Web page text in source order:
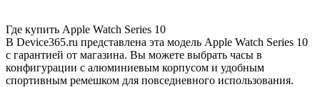
Где купить Apple Watch Series 10
В Device365.ru представлена эта модель Apple Watch Series 10
с гарантией от магазина. Вы можете выбрать часы в
конфигурации с алюминиевым корпусом и удобным
спортивным ремешком для повседневного использования.